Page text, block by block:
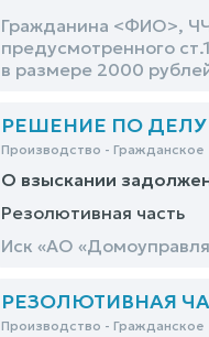
Гражданина <ФИО>,
предусмотренного
в размере 2000
РЕШЕНИЕ ПО ДЕЛУ
Производство - Гражданское
О взыскании
Резолютивная часть
Иск «АО
РЕЗОЛЮТИВНАЯ
Производство - Гражданское